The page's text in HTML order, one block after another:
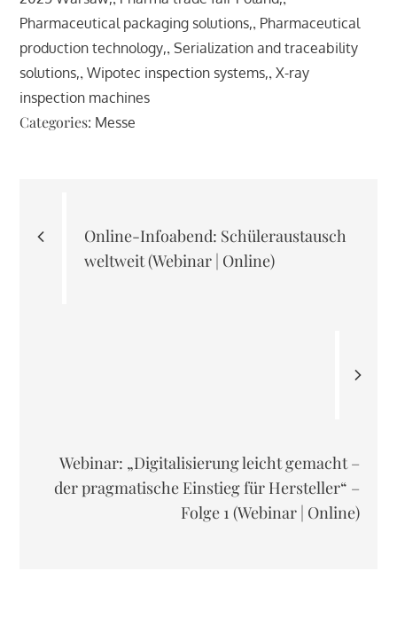
Pharmaceutical packaging solutions , Pharmaceutical
production technology ,Serialization and traceability
solutions ,Wipotec inspection systems ,X-ray
inspection machines
Categories: Messe
Online-Infoabend: Schüleraustausch
weltweit (Webinar | Online)
Webinar: „Digitalisierung leicht gemacht –
der pragmatische Einstieg für Hersteller“ –
Folge 1 (Webinar | Online)